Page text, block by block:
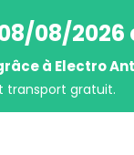
08/
à Electro
transport gratuit.